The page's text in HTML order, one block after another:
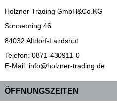
Holzner Trading GmbH&Co.KG
Sonnenring 46
84032 Altdorf-Landshut
Telefon: 0871-430911-0
E-Mail: info@holzner-trading.de
ÖFFNUNGSZEITEN